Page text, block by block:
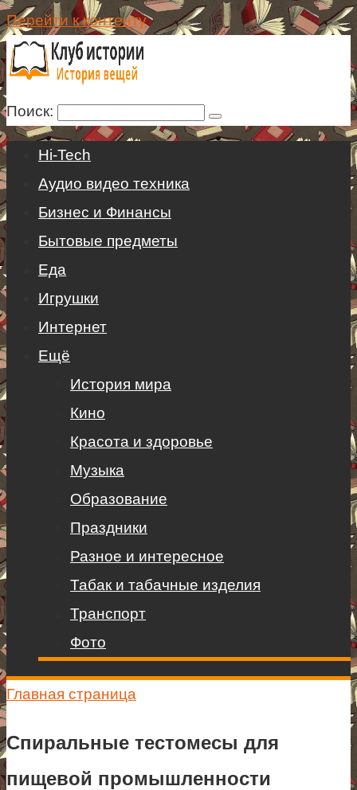
Перейти к контенту
Поиск:
Hi-Tech
Аудио видео техника
Бизнес и Финансы
Бытовые предметы
Еда
Игрушки
Интернет
Ещё
История мира
Кино
Красота и здоровье
Музыка
Образование
Праздники
Разное и интересное
Табак и табачные изделия
Транспорт
Фото
Главная страница
Спиральные тестомесы для
пищевой промышленности